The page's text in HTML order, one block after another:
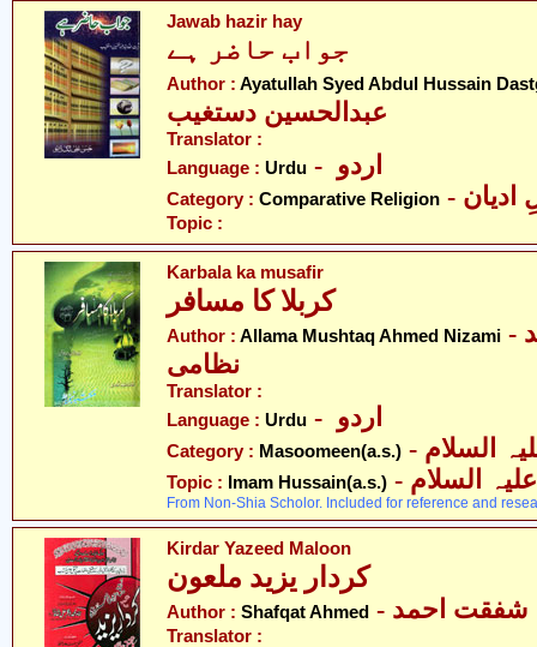
Jawab hazir hay
Author : Ayatullah Syed Abdul Hussain
عبدالحسین دستغیب
Translator :
Language : Urdu
Category : Comparative Religion ادیان
Topic :
Karbala ka musafir
کربلا کا مسافر
Author : Allama Mushtaq Ahmed Nizami - علامہ مشتاق احمد
نظامی
Translator :
Language : Urdu
Category : Masoomeen(a.s.)
Topic : Imam Hussain(a.s.) السلام
From Non-Shia Scholor. Included for reference and
Kirdar Yazeed Maloon
کردار یزید ملعون
Author : Shafqat Ahmed - شفقت احمد
Translator :